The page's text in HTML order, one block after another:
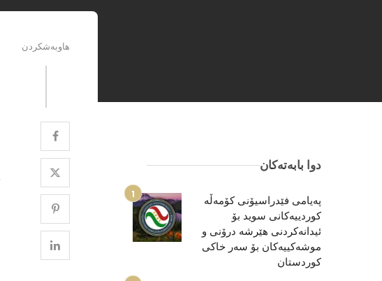
هاوبەشکردن
دوا بابەتەکان
پەیامی فێدراسیۆنی کۆمەڵە
کوردییەکانی سوید بۆ
ئیدانەکردنی هێرشە درۆنی و
موشەكییەكان بۆ سەر خاکی
کوردستان